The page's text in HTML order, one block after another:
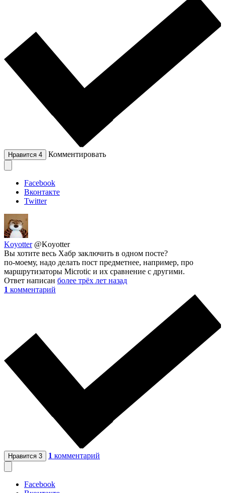
Нравится 4 Комментировать
Facebook
Вконтакте
Twitter
Koyotter @Koyotter
Вы хотите весь Хабр заключить в одном посте?
по-моему, надо делать пост предметнее, например, про
маршрутизаторы Microtic и их сравнение с другими.
Ответ написан более трёх лет назад
1 комментарий
Нравится 3 1 комментарий
Facebook